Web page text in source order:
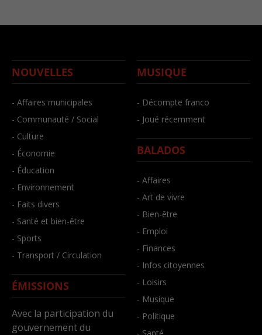
NOUVELLES
- Affaires municipales
- Communauté / Social
- Culture
- Économie
- Éducation
- Environnement
- Faits divers
- Santé et bien-être
- Sports
- Transport / Circulation
ÉMISSIONS
Avec la participation du
gouvernement du
MUSIQUE
- Décompte franco
- Joué récemment
BALADOS
- Affaires
- Art de vivre
- Bien-être
- Emploi
- Finances
- Infos citoyennes
- Loisirs
- Musique
- Politique